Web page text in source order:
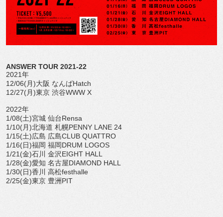
ANSWER TOUR 2021-22
2021年
12/06(月)大阪 なんばHatch
12/27(月)東京 渋谷WWW X
2022年
1/08(土)宮城 仙台Rensa
1/10(月)北海道 札幌PENNY LANE 24
1/15(土)広島 広島CLUB QUATTRO
1/16(日)福岡 福岡DRUM LOGOS
1/21(金)石川 金沢EIGHT HALL
1/28(金)愛知 名古屋DIAMOND HALL
1/30(日)香川 高松festhalle
2/25(金)東京 豊洲PIT